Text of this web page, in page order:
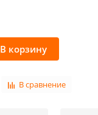
В корзину
В сравнение